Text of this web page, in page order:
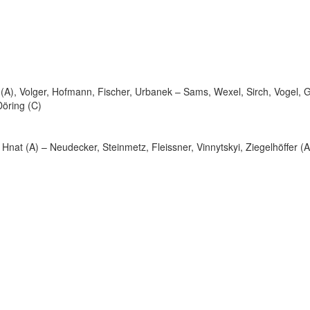
Volger, Hofmann, Fischer, Urbanek – Sams, Wexel, Sirch, Vogel,
(C)
(A) – Neudecker, Steinmetz, Fleissner, Vinnytskyi, Ziegelhöffer